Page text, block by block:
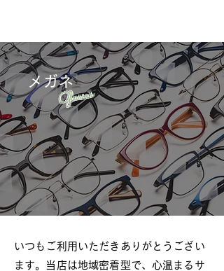
メガネ
Glasses
いつもご利用いただきありがとうござい
ます。当店は地域密着型で、心温まるサ